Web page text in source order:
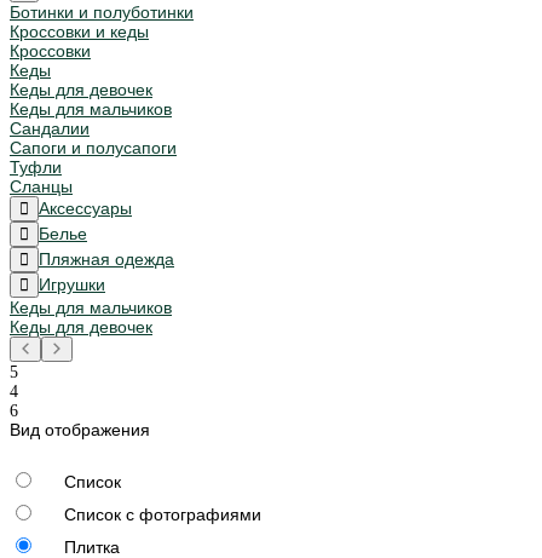
Ботинки и полуботинки
Кроссовки и кеды
Кроссовки
Кеды
Кеды для девочек
Кеды для мальчиков
Сандалии
Сапоги и полусапоги
Туфли
Сланцы
Аксессуары
Белье
Пляжная одежда
Игрушки
Кеды для мальчиков
Кеды для девочек
Вид отображения
Список
Список с фотографиями
Плитка